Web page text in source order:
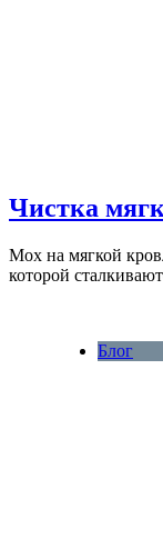
Чистка
Мох на мягкой
которой
Блог